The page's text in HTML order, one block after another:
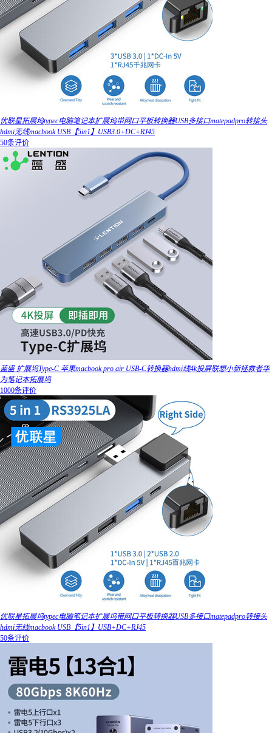
优联星拓展坞typec电脑笔记本扩展坞带网口平板转换器USB多接口matepadpro转接头
hdmi无线macbook USB【5in1】USB3.0+DC+RJ45
50条评价
蓝盛 扩展坞Type-C 苹果macbook pro air USB-C转换器hdmi线4k投屏联想小新拯救者华
为笔记本拓展坞
1000条评价
优联星拓展坞typec电脑笔记本扩展坞带网口平板转换器USB多接口matepadpro转接头
hdmi无线macbook USB【5in1】USB+DC+RJ45
50条评价